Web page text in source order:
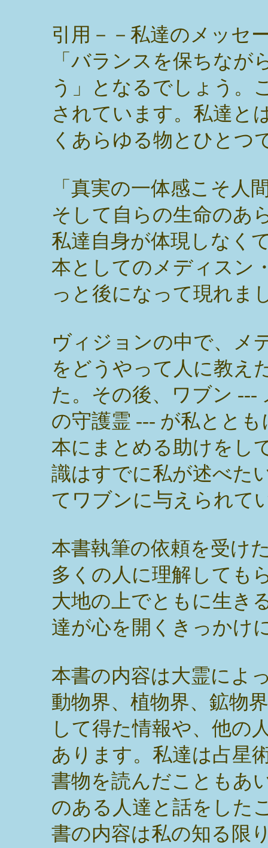
引用－－ 私達のメッセ
「バランスを保ちなが
う」となるでしょう。
されています。私達と
くあらゆる物とひとつ
「真実の一体感こそ人
そして自らの生命のあ
私達自身が体現しなく
本としてのメディスン
っと後になって現れま
ヴィジョンの中で、メ
をどうやって人に教え
た。その後、ワブン ---
の守護霊 --- が私とと
本にまとめる助けをし
識はすでに私が述べた
てワブンに与えられて
本書執筆の依頼を受け
多くの人に理解しても
大地の上でともに生き
達が心を開くきっかけ
本書の内容は大霊によ
動物界、植物界、鉱物
して得た情報や、他の
あります。私達は占星
書物を読んだこともあ
のある人達と話をした
書の内容は私の知る限